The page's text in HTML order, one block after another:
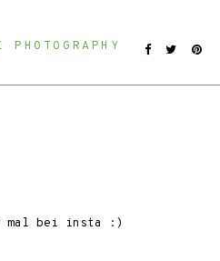
PHOTOGRAPHY
mal bei insta :)